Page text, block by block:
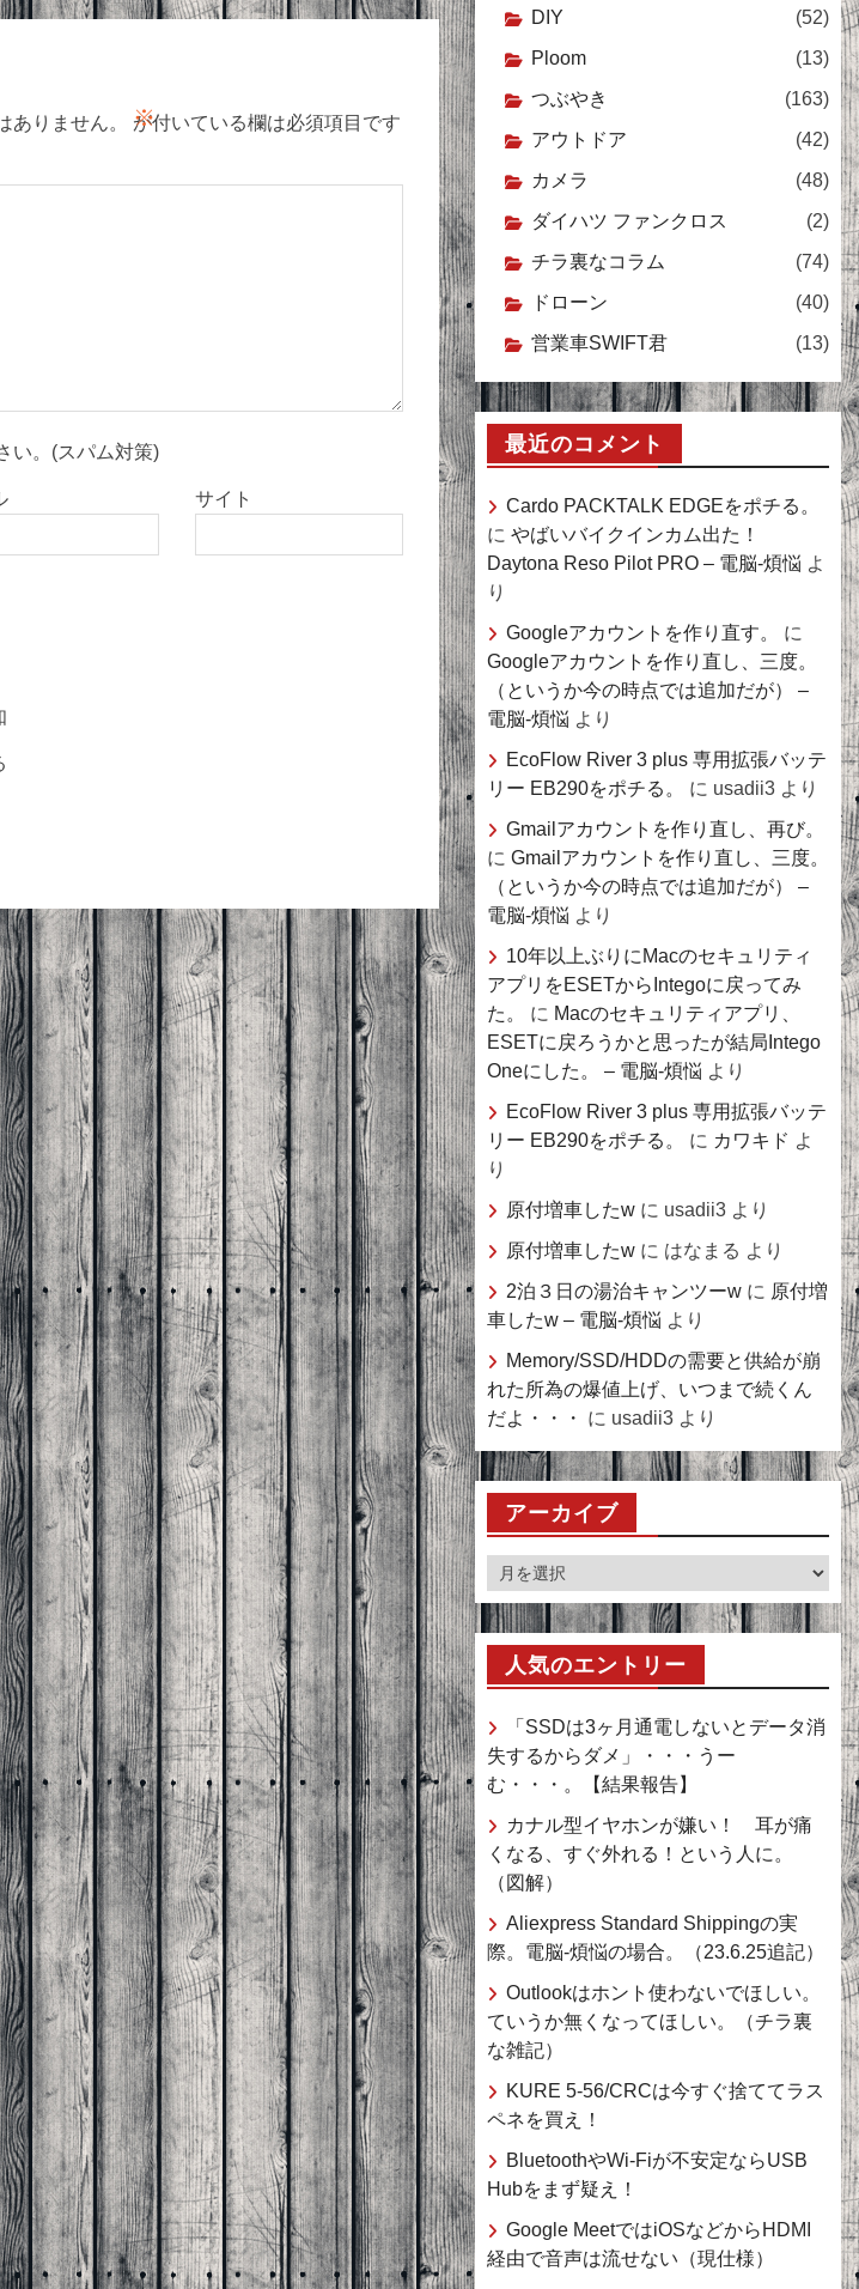
ありません。 ※
が付いている欄は必須項目です
い。(スパム対策)
サイト
DIY
(52)
Ploom
(13)
つぶやき
(163)
アウトドア
(42)
カメラ
(48)
ダイハツ ファンクロス
(2)
チラ裏なコラム
(74)
ドローン
(40)
営業車SWIFT君
(13)
最近のコメント
Cardo PACKTALK EDGEをポチる。
に やばいバイクインカム出た！
Daytona Reso Pilot PRO – 電脳-煩悩 よ
り
Googleアカウントを作り直す。
に
Googleアカウントを作り直し、三度。
（というか今の時点では追加だが） –
電脳-煩悩 より
EcoFlow River 3 plus 専用拡張バッテ
リー EB290をポチる。
に usadii3 より
Gmailアカウントを作り直し、再び。
に Gmailアカウントを作り直し、三度。
（というか今の時点では追加だが） –
電脳-煩悩 より
10年以上ぶりにMacのセキュリティ
アプリをESETからIntegoに戻ってみ
た。
に Macのセキュリティアプリ、
ESETに戻ろうかと思ったが結局Intego
Oneにした。 – 電脳-煩悩 より
EcoFlow River 3 plus 専用拡張バッテ
リー EB290をポチる。
に カワキド よ
り
原付増車したw に usadii3 より
原付増車したw に はなまる より
2泊３日の湯治キャンツーw に 原付増
車したw – 電脳-煩悩 より
Memory/SSD/HDDの需要と供給が崩
れた所為の爆値上げ、いつまで続くん
だよ・・・
に usadii3 より
アーカイブ
ア
ー
カ
ブ
人気のエントリー
「SSDは3ヶ月通電しないとデータ消
失するからダメ」・・・うー
む・・・。【結果報告】
カナル型イヤホンが嫌い！ 耳が痛
くなる、すぐ外れる！という人に。
（図解）
Aliexpress Standard Shippingの実
際。電脳-煩悩の場合。（23.6.25追記）
Outlookはホント使わないでほしい。
ていうか無くなってほしい。（チラ裏
な雑記）
KURE 5-56/CRCは今すぐ捨ててラス
ペネを買え！
BluetoothやWi-Fiが不安定ならUSB
Hubをまず疑え！
Google MeetではiOSなどからHDMI
経由で音声は流せない（現仕様）